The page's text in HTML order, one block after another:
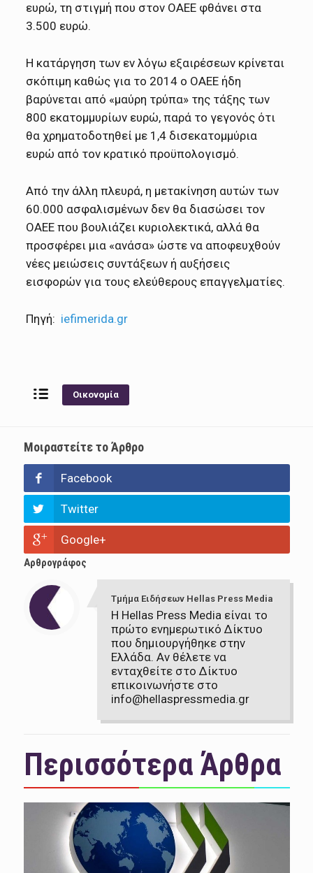
ευρώ, τη στιγμή που στον ΟΑΕΕ φθάνει στα
3.500 ευρώ.
Η κατάργηση των εν λόγω εξαιρέσεων κρίνεται
σκόπιμη καθώς για το 2014 ο ΟΑΕΕ ήδη
βαρύνεται από «μαύρη τρύπα» της τάξης των
800 εκατομμυρίων ευρώ, παρά το γεγονός ότι
θα χρηματοδοτηθεί με 1,4 δισεκατομμύρια
ευρώ από τον κρατικό προϋπολογισμό.
Από την άλλη πλευρά, η μετακίνηση αυτών των
60.000 ασφαλισμένων δεν θα διασώσει τον
ΟΑΕΕ που βουλιάζει κυριολεκτικά, αλλά θα
προσφέρει μια «ανάσα» ώστε να αποφευχθούν
νέες μειώσεις συντάξεων ή αυξήσεις
εισφορών για τους ελεύθερους επαγγελματίες.
Πηγή: iefimerida.gr
Οικονομία
Μοιραστείτε το Άρθρο
Facebook
Twitter
Google+
Αρθρογράφος
Τμήμα Ειδήσεων Hellas Press Media
Η Hellas Press Media είναι το
πρώτο ενημερωτικό Δίκτυο
που δημιουργήθηκε στην
Ελλάδα. Αν θέλετε να
ενταχθείτε στο Δίκτυο
επικοινωνήστε στο
info@hellaspressmedia.gr
Περισσότερα Άρθρα